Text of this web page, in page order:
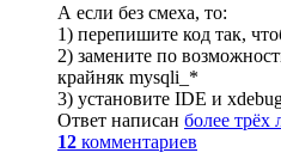
А если без смеха, то:
1) перепишите код так,
2) замените по
крайняк mysqli_*
3) установите IDE и
Ответ написан более трёх
12 комментариев